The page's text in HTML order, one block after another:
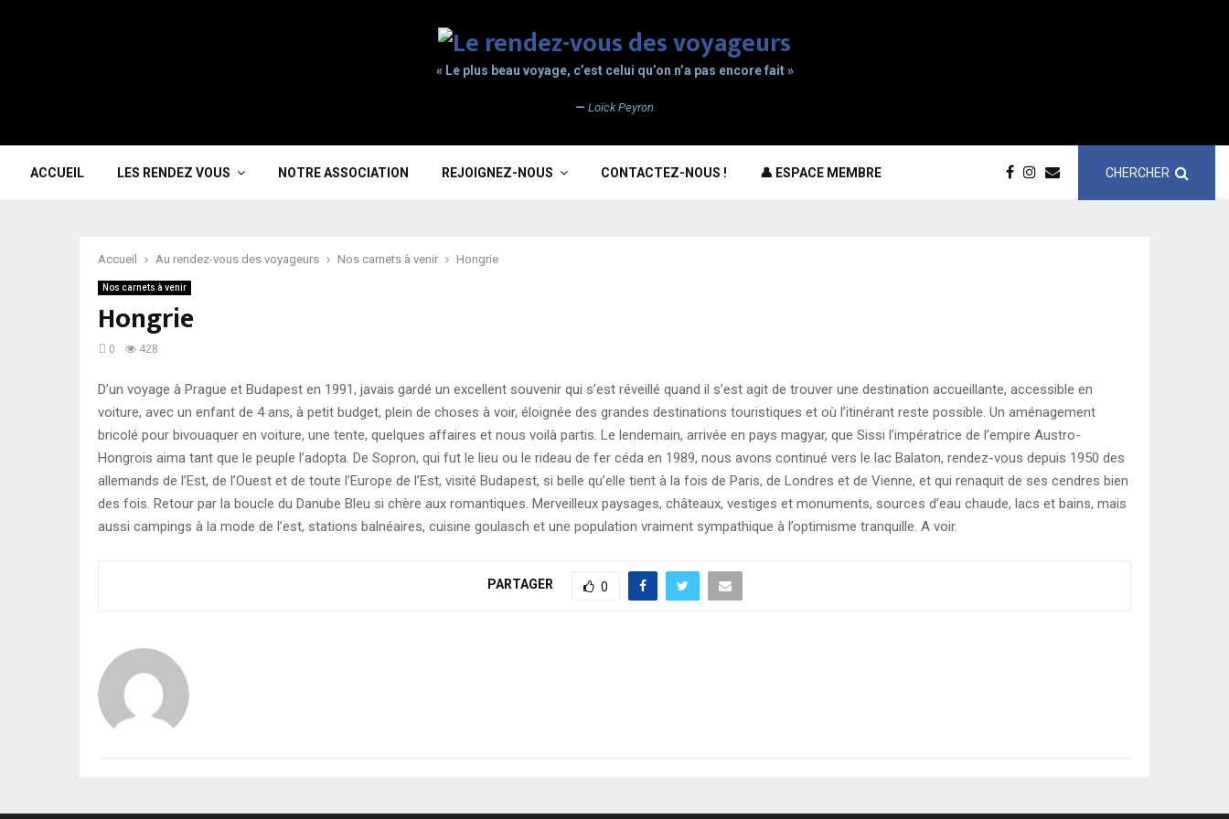
« Le plus beau voyage, c’est celui qu’on n’a pas encore fait »
— Loïck Peyron
ACCUEIL LES RENDEZ VOUS NOTRE ASSOCIATION REJOIGNEZ-NOUS CONTACTEZ-NOUS ! 👤 ESPACE MEMBRE CHERCHER
Accueil Au rendez-vous des voyageurs Nos carnets à venir Hongrie
Nos carnets à venir
Hongrie
0 428
D’un voyage à Prague et Budapest en 1991, javais gardé un excellent souvenir qui s’est réveillé quand il s’est agit de trouver une destination accueillante, accessible en
voiture, avec un enfant de 4 ans, à petit budget, plein de choses à voir, éloignée des grandes destinations touristiques et où l’itinérant reste possible. Un aménagement
bricolé pour bivouaquer en voiture, une tente, quelques affaires et nous voilà partis. Le lendemain, arrivée en pays magyar, que Sissi l’impératrice de l’empire Austro-
Hongrois aima tant que le peuple l’adopta. De Sopron, qui fut le lieu ou le rideau de fer céda en 1989, nous avons continué vers le lac Balaton, rendez-vous depuis 1950 des
allemands de l’Est, de l’Ouest et de toute l’Europe de l’Est, visité Budapest, si belle qu’elle tient à la fois de Paris, de Londres et de Vienne, et qui renaquit de ses cendres bien
des fois. Retour par la boucle du Danube Bleu si chère aux romantiques. Merveilleux paysages, châteaux, vestiges et monuments, sources d’eau chaude, lacs et bains, mais
aussi campings à la mode de l’est, stations balnéaires, cuisine goulasch et une population vraiment sympathique à l’optimisme tranquille. A voir.
PARTAGER 0